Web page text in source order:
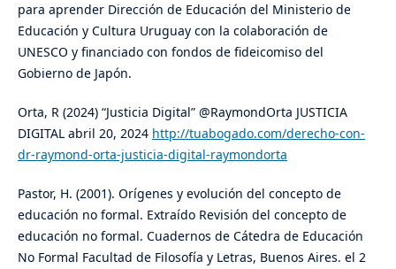
para aprender Dirección de Educación del Ministerio de
Educación y Cultura Uruguay con la colaboración de
UNESCO y financiado con fondos de fideicomiso del
Gobierno de Japón.
Orta, R (2024) “Justicia Digital” @RaymondOrta JUSTICIA
DIGITAL abril 20, 2024 http://tuabogado.com/derecho-con-
dr-raymond-orta-justicia-digital-raymondorta
Pastor, H. (2001). Orígenes y evolución del concepto de
educación no formal. Extraído Revisión del concepto de
educación no formal. Cuadernos de Cátedra de Educación
No Formal Facultad de Filosofía y Letras, Buenos Aires. el 2